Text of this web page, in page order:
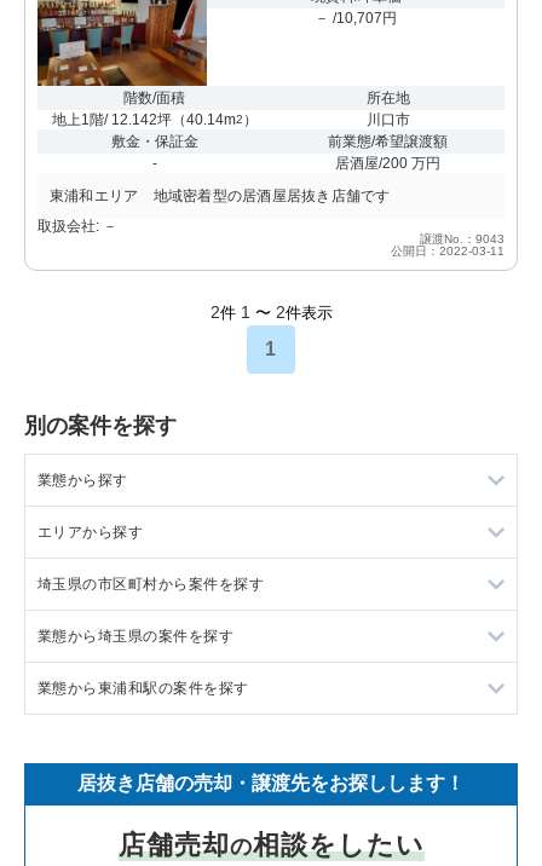
－ /10,707円
階数/面積
地上1階/ 12.142坪（40.14m2 ）
所在地
川口市
敷金・保証金
-
前業態/希望譲渡額
居酒屋/200 万円
東浦和エリア 地域密着型の居酒屋居抜き店舗です
取扱会社: －
譲渡No.：9043
公開日：2022-03-11
2件 1 〜 2件表示
1
別の案件を探す
業態から探す
ラーメンの居抜き売却物件の案件一覧
フランス料理の居抜き売却物件の案件一覧
イタリア料理の居抜き売却物件の案件一覧
中華の居抜き売却物件の案件一覧
寿司の居抜き売却物件の案件一覧
焼肉の居抜き売却物件の案件一覧
エリアから探す
東京23区の飲食店の居抜き売却物件の案件一覧
東京都下の飲食店の居抜き売却物件の案件一覧
千葉県の飲食店の居抜き売却物件の案件一覧
神奈川県の飲食店の居抜き売却物件の案件一覧
大阪府の飲食店の居抜き売却物件の案件一覧
埼玉県の市区町村から案件を探す
上尾市の飲食店の居抜き売却物件の案件一覧
吉川市の飲食店の居抜き売却物件の案件一覧
さいたま市浦和区の飲食店の居抜き売却物件の案件一覧
さいたま市大宮区の飲食店の居抜き売却物件の案件一覧
業態から埼玉県の案件を探す
埼玉県のラーメンの居抜き売却物件の案件一覧
埼玉県のイタリア料理の居抜き売却物件の案件一覧
埼玉県の中華の居抜き売却物件の案件一覧
業態から東浦和駅の案件を探す
東浦和駅のアジア料理の居抜き売却物件の案件一覧
東浦和駅のお弁当・惣菜・デリの居抜き売却物件の案件一覧
居抜き店舗の売却・譲渡先をお探しします！
店舗売却の相談をしたい